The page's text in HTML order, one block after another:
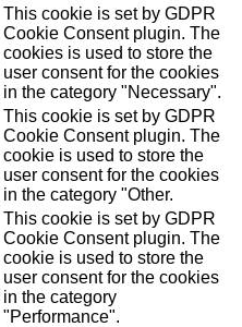
This cookie is set by GDPR
Cookie Consent plugin. The
cookies is used to store the
user consent for the cookies
in the category "Necessary".
This cookie is set by GDPR
Cookie Consent plugin. The
cookie is used to store the
user consent for the cookies
in the category "Other.
This cookie is set by GDPR
Cookie Consent plugin. The
cookie is used to store the
user consent for the cookies
in the category
"Performance".